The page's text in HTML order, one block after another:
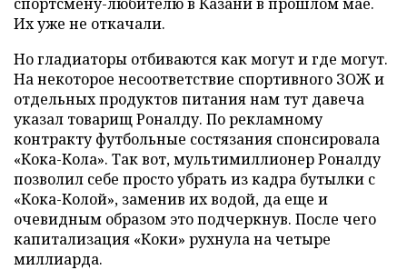
Их уже не откачали.
Но гладиаторы отбиваются как могут и где могут.
На некоторое несоответствие спортивного ЗОЖ и
отдельных продуктов питания нам тут давеча
указал товарищ Роналду. По рекламному
контракту футбольные состязания спонсировала
«Кока-Кола». Так вот, мультимиллионер Роналду
позволил себе просто убрать из кадра бутылки с
«Кока-Колой», заменив их водой, да еще и
очевидным образом это подчеркнув. После чего
капитализация «Коки» рухнула на четыре
миллиарда.